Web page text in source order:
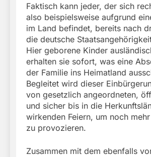
Faktisch kann jeder, der sich
also beispielsweise aufgrund
im Land befindet, bereits nach
die deutsche
Hier geborene Kinder
erhalten sie sofort, was eine
der Familie ins Heimatland
Begleitet wird dieser
von gesetzlich angeordneten,
und sicher bis in die
wirkenden Feiern, um noch
zu provozieren.
Zusammen mit dem ebenfalls